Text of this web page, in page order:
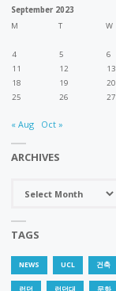
September 2023
M
T W
4
5 6
11
12 13
18
19 20
25
26 27
« Aug Oct »
ARCHIVES
TAGS
NEWS UCL 건축